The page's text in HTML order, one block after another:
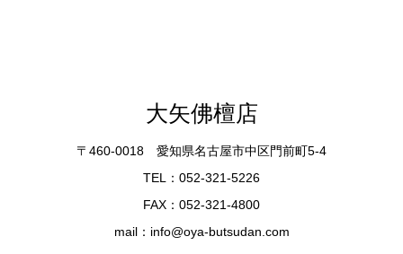
大矢佛檀店
〒460-0018 愛知県名古屋市中区門前町5-4
TEL：052-321-5226
FAX：052-321-4800
mail：info@oya-butsudan.com